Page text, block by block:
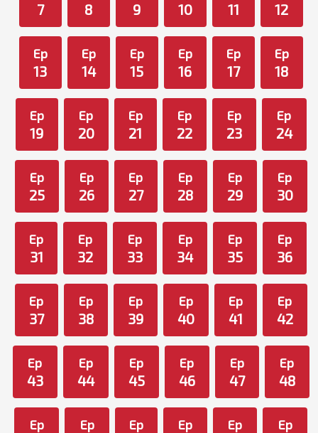
7 8 9 10 11 12
Ep
13
Ep
14
Ep
15
Ep
16
Ep
17
Ep
18
Ep
19
Ep
20
Ep
21
Ep
22
Ep
23
Ep
24
Ep
25
Ep
26
Ep
27
Ep
28
Ep
29
Ep
30
Ep
31
Ep
32
Ep
33
Ep
34
Ep
35
Ep
36
Ep
37
Ep
38
Ep
39
Ep
40
Ep
41
Ep
42
Ep
43
Ep
44
Ep
45
Ep
46
Ep
47
Ep
48
Ep Ep Ep Ep Ep Ep